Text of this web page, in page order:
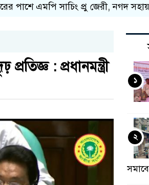
এমপি সাচিং প্রু জেরী, নগদ সহায়তা
: প্রধানমন্ত্রী
১
২